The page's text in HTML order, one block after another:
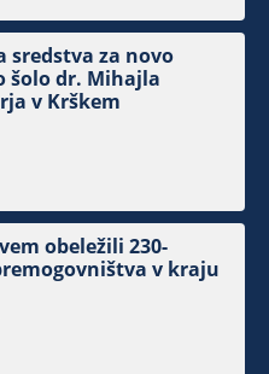
sredstva za novo
šolo dr. Mihajla
v Krškem
obeležili 230-
v kraju